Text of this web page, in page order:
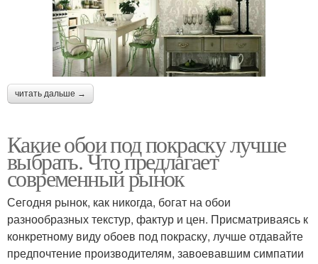
читать дальше →
Какие обои под покраску лучше
выбрать. Что предлагает
современный рынок
Сегодня рынок, как никогда, богат на обои
разнообразных текстур, фактур и цен. Присматриваясь к
конкретному виду обоев под покраску, лучше отдавайте
предпочтение производителям, завоевавшим симпатии